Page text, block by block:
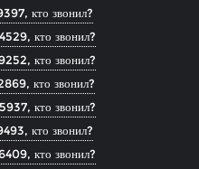
кто звонил?
кто звонил?
кто звонил?
кто звонил?
кто звонил?
кто звонил?
кто звонил?